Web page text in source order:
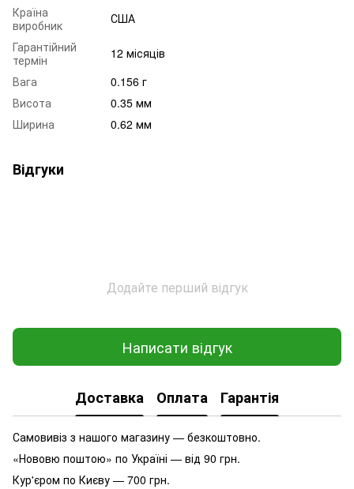
Країна
виробник
США
Гарантійний
термін
12 місяців
Вага
0.156 г
Висота
0.35 мм
Ширина
0.62 мм
Відгуки
Додайте перший відгук
Написати відгук
Доставка Оплата Гарантія
Самовивіз з нашого магазину — безкоштовно.
«Нововю поштою» по Україні — від 90 грн.
Кур'єром по Києву — 700 грн.